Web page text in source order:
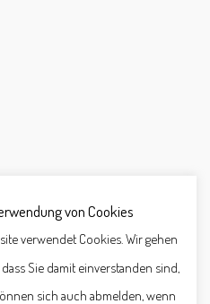
von Cookies
verwendet Cookies. Wir gehen
Sie damit einverstanden sind,
sich auch abmelden, wenn